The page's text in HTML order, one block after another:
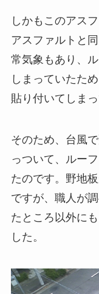
しかもこのアス
アスファルトと
常気象もあり、
しまっていたた
貼り付いてしま
そのため、台風
っついて、ルー
たのです。野地
ですが、職人が
たところ以外に
した。